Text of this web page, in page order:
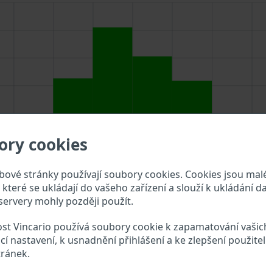
cookies
stránky používají soubory cookies. Cookies jsou
se ukládají do vašeho zařízení a slouží k ukládání
mohly později použít.
Vincario používá soubory cookie k zapamatování
nastavení, k usnadnění přihlášení a ke zlepšení
VIN do vyhledávacího pole výše a překontrolujte,